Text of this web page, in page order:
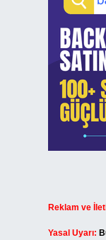
Reklam ve
Yasal Uyarı: